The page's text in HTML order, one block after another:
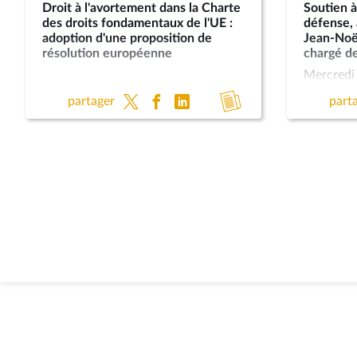
Droit à l'avortement dans la Charte
des droits fondamentaux de l'UE :
adoption d'une proposition de
résolution européenne
partager
Accéder
au
Soutien
défense,
Jean-
chargé
Mercredi
affaires
Jean-
chargé
mars
sont le
sécurité
Orient,